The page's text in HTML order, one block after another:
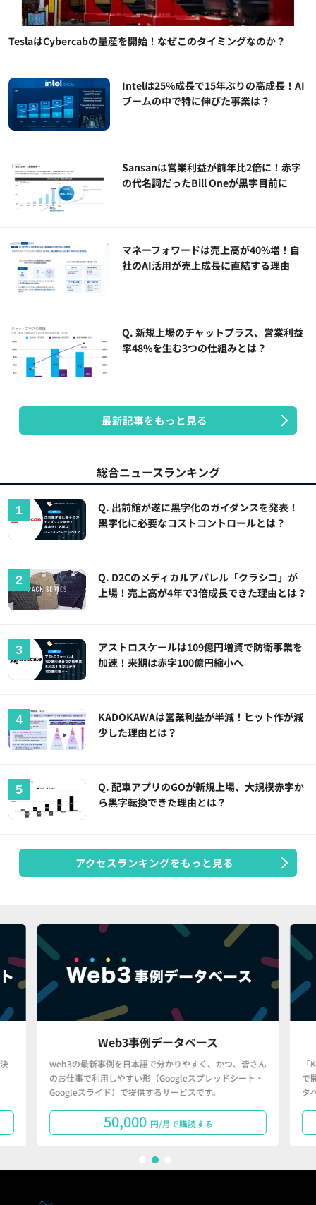
TeslaはCybercabの量産を開始！なぜこのタイミングなのか？
Intelは25%成長で15年ぶりの高成長！AI
ブームの中で特に伸びた事業は？
Sansanは営業利益が前年比2倍に！赤字
の代名詞だったBill Oneが黒字目前に
マネーフォワードは売上高が40%増！自
社のAI活用が売上成長に直結する理由
Q. 新規上場のチャットプラス、営業利益
率48%を生む3つの仕組みとは？
最新記事をもっと見る
総合ニュースランキング
Q. 出前館が遂に黒字化のガイダンスを発表！
黒字化に必要なコストコントロールとは？
Q. D2Cのメディカルアパレル「クラシコ」が
上場！売上高が4年で3倍成長できた理由とは？
アストロスケールは109億円増資で防衛事業を
加速！来期は赤字100億円縮小へ
KADOKAWAは営業利益が半減！ヒット作が減
少した理由とは？
Q. 配車アプリのGOが新規上場、大規模赤字か
ら黒字転換できた理由とは？
アクセスランキングをもっと見る
皆さん
KPIデータベース
「KPIデータベース」とは、日米の主要ネット企業の決算
で開示される決算情報・KPI情報を一元的に収録したデー
タベースへの閲覧権限を付与するサービスです。
110,000 円/月で購読する